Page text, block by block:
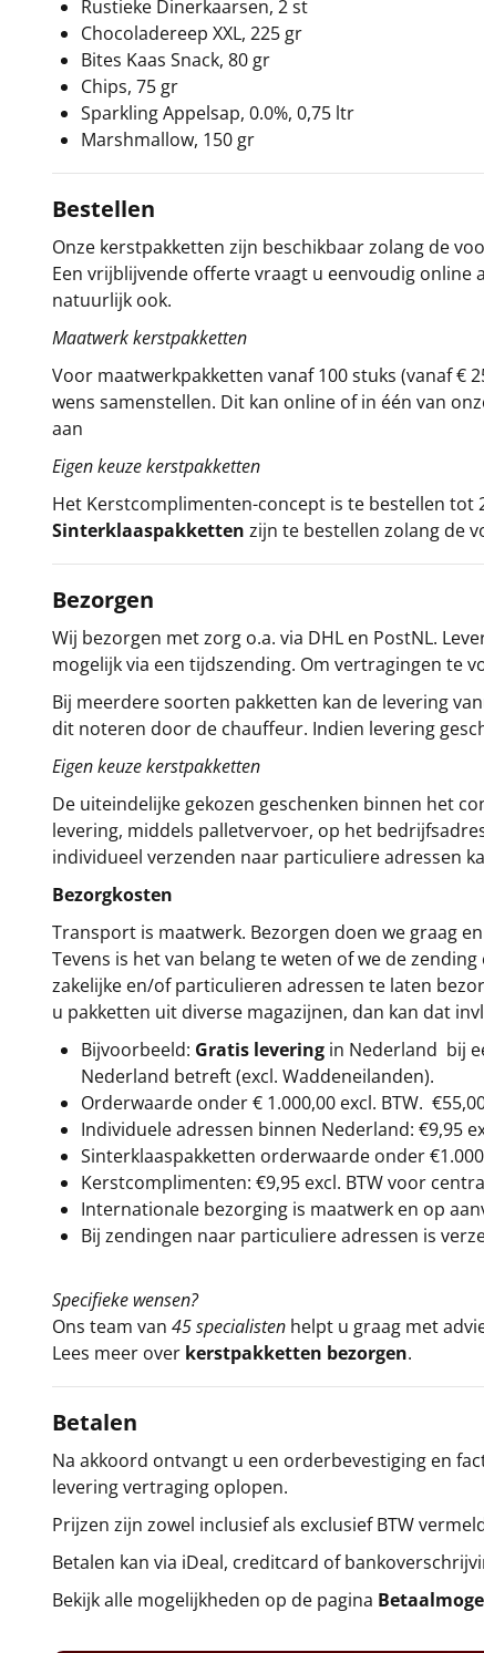
Rustieke Dinerkaarsen, 2 st
Chocoladereep XXL, 225 gr
Bites Kaas Snack, 80 gr
Chips, 75 gr
Sparkling Appelsap, 0.0%, 0,75 ltr
Marshmallow, 150 gr
Bestellen
Onze kerstpakketten zijn beschikbaar zolang de
Een vrijblijvende offerte vraagt u eenvoudig online
natuurlijk ook.
Maatwerk kerstpakketten
Voor maatwerkpakketten vanaf 100 stuks (vanaf €
wens samenstellen. Dit kan online of in één van
aan
Eigen keuze kerstpakketten
Het Kerstcomplimenten-concept is te bestellen tot
Sinterklaaspakketten zijn te bestellen zolang de
Bezorgen
Wij bezorgen met zorg o.a. via DHL en PostNL.
mogelijk via een tijdszending. Om vertragingen te
Bij meerdere soorten pakketten kan de levering
dit noteren door de chauffeur. Indien levering
Eigen keuze kerstpakketten
De uiteindelijke gekozen geschenken binnen het
levering, middels palletvervoer, op het
individueel verzenden naar particuliere adressen
Bezorgkosten
Transport is maatwerk. Bezorgen doen we graag
Tevens is het van belang te weten of we de
zakelijke en/of particulieren adressen te laten
u pakketten uit diverse magazijnen, dan kan dat
Bijvoorbeeld: Gratis levering in Nederland bij
Nederland betreft (excl. Waddeneilanden).
Orderwaarde onder € 1.000,00 excl. BTW.
Individuele adressen binnen Nederland: €9,95
Sinterklaaspakketten orderwaarde onder €
Kerstcomplimenten: €9,95 excl. BTW voor
Internationale bezorging is maatwerk en op
Bij zendingen naar particuliere adressen is
Specifieke wensen?
Ons team van 45 specialisten helpt u graag met
Lees meer over kerstpakketten bezorgen.
Betalen
Na akkoord ontvangt u een orderbevestiging en
levering vertraging oplopen.
Prijzen zijn zowel inclusief als exclusief BTW
Betalen kan via iDeal, creditcard of
Bekijk alle mogelijkheden op de pagina